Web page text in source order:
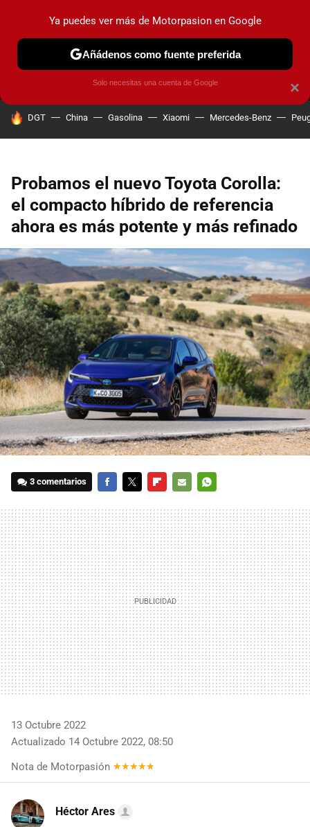
MENÚ NUEVO
COCHES ELÉCTRICOS OBSERVATORIO
HOY SE HABLA DE
DGT China Gasolina Xiaomi Mercedes-Benz
Probamos el nuevo Toyota Corolla:
el compacto híbrido de referencia
ahora es más potente y más refinado
3 comentarios
MAIL
13 Octubre 2022
Actualizado 14 Octubre 2022, 08:50
Nota de Motorpasión
Héctor Ares
×
Ya puedes ver más de Motorpasion en Google
Añádenos como fuente preferida
Solo necesitas una cuenta de Google